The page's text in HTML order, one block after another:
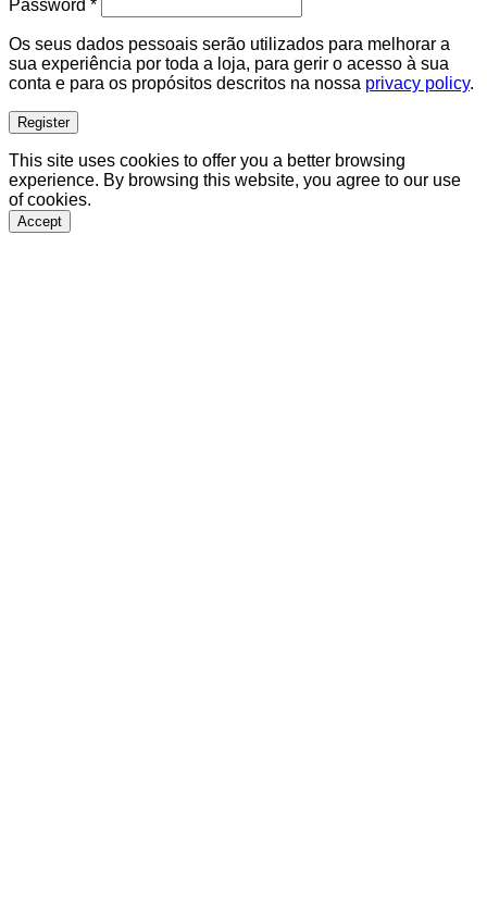
Password *
Os seus dados pessoais serão utilizados para melhorar a
sua experiência por toda a loja, para gerir o acesso à sua
conta e para os propósitos descritos na nossa privacy policy.
Register
This site uses cookies to offer you a better browsing
experience. By browsing this website, you agree to our use
of cookies.
Accept